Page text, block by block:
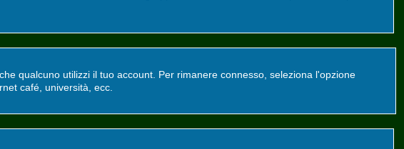
qualcuno utilizzi il tuo account. Per rimanere connesso, seleziona l'opzione
café, università, ecc.